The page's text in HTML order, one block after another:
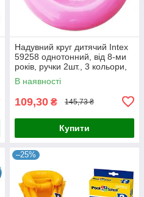
Надувний круг дитячий Intex
59258 однотонний, від 8-ми
років, ручки 2шт., 3 кольори,
25-17-3,5 см. 38315
В наявності
109,30 ₴ 145,73 ₴
Купити
–25%